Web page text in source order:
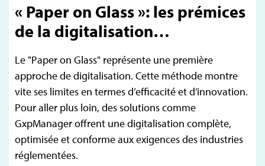
« Paper on Glass »: les prémices
de la digitalisation…
Le "Paper on Glass" représente une première
approche de digitalisation. Cette méthode montre
vite ses limites en termes d’efficacité et d’innovation.
Pour aller plus loin, des solutions comme
GxpManager offrent une digitalisation complète,
optimisée et conforme aux exigences des industries
réglementées.